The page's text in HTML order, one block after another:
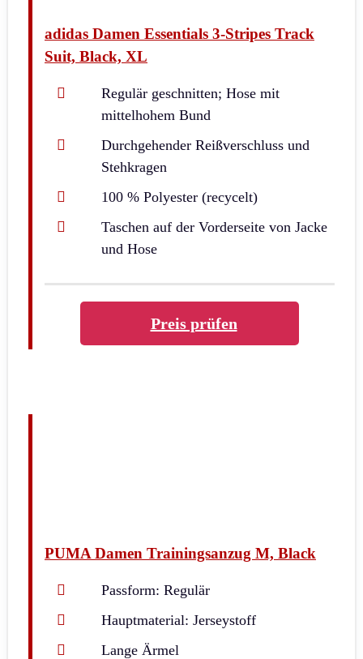
adidas Damen Essentials 3-Stripes Track
Suit, Black, XL
Regulär geschnitten; Hose mit
mittelhohem Bund
Durchgehender Reißverschluss und
Stehkragen
100 % Polyester (recycelt)
Taschen auf der Vorderseite von Jacke
und Hose
Preis prüfen
PUMA Damen Trainingsanzug M, Black
Passform: Regulär
Hauptmaterial: Jerseystoff
Lange Ärmel